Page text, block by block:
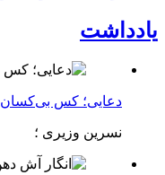
یادداشت
دعایی؛ کس بی‌کسان
نسرین وزیری ؛